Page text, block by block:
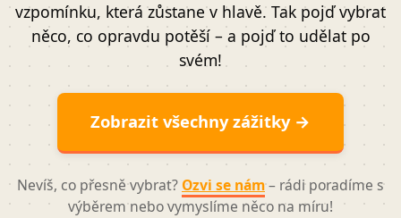
vzpomínku, která zůstane v hlavě. Tak pojď vybrat
něco, co opravdu potěší – a pojď to udělat po
svém!
Zobrazit všechny zážitky →
Nevíš, co přesně vybrat? Ozvi se nám– rádi poradíme s
výběrem nebo vymyslíme něco na míru!